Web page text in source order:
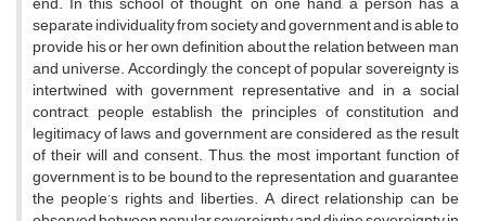
separate individuality from society and government and is able to
provide his or her own definition about the relation between man
and universe. Accordingly, the concept of popular sovereignty is
intertwined with government representative and in a social
contract, people establish the principles of constitution and
legitimacy of laws and government are considered as the result
of their will and consent. Thus, the most important function of
government is to be bound to the representation and guarantee
the people’s rights and liberties. A direct relationship can be